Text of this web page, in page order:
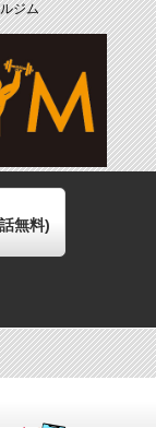
ジム
無料)